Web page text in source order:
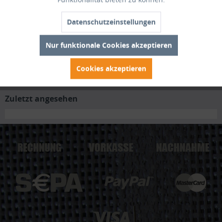
Bewertungen lesen, schreiben und diskutieren...
Zuletzt angesehen
Datenschutzeinstellungen
Nur funktionale Cookies akzeptieren
Cookies akzeptieren